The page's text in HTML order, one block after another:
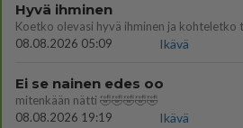
Hyvä ihminen
Koetko olevasi hyvä ihminen ja kohteletko
08.08.2026 05:09
Ikävä
Ei se nainen edes oo
mitenkään nätti 🤣🤣🤣🤣🤣
08.08.2026 19:19
Ikävä